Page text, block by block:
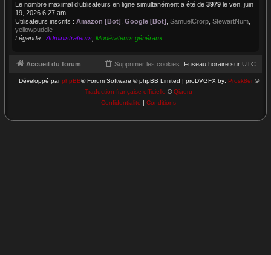
Le nombre maximal d’utilisateurs en ligne simultanément a été de 3979 le ven. juin
19, 2026 6:27 am
Utilisateurs inscrits : Amazon [Bot] Google [Bot] SamuelCrorp StewartNum
yellowpuddle
Légende : Administrateurs Modérateurs généraux
Accueil du forum Fuseau horaire sur UTC
Supprimer les cookies
Développé parphpBB® Forum Software © phpBB Limited | proDVGFX by: Prosk8er©
Traduction française officielle ©Qiaeru
Confidentialité | Conditions